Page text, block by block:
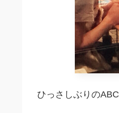
ひっさしぶりの